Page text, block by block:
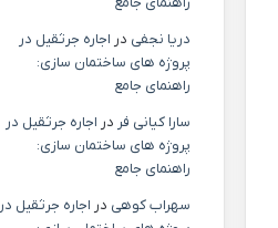
دریا نجفی در اجاره جرثقیل در
پروژه های ساختمان سازی:
راهنمای جامع
سارا کیانی فر در اجاره جرثقیل در
پروژه های ساختمان سازی:
راهنمای جامع
سهراب کوهی در اجاره جرثقیل در